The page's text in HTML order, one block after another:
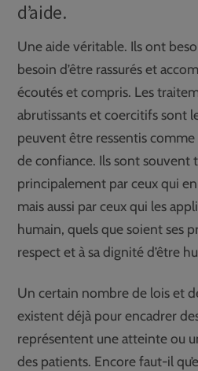
d’aide.
Une aide véritable. Ils ont
besoin d’être rassurés et
écoutés et compris. Les
abrutissants et coercitifs sont
peuvent être ressentis
de confiance. Ils sont souvent
principalement par ceux qui
mais aussi par ceux qui les
humain, quels que soient ses
respect et à sa dignité d’être
Un certain nombre de lois et
existent déjà pour encadrer
représentent une atteinte ou
des patients. Encore faut-il